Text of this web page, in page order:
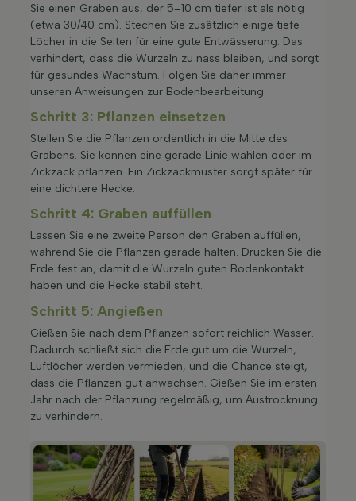
Sie einen Graben aus, der 5–10 cm tiefer ist als nötig
(etwa 30/40 cm). Stechen Sie zusätzlich einige tiefe
Löcher in die Seiten für eine gute Entwässerung. Das
verhindert, dass die Wurzeln zu nass bleiben, und sorgt
für gesundes Wachstum. Folgen Sie daher immer
unseren Anweisungen zur Bodenbearbeitung.
Schritt 3: Pflanzen einsetzen
Stellen Sie die Pflanzen ordentlich in die Mitte des
Grabens. Sie können eine gerade Linie wählen oder im
Zickzack pflanzen. Ein Zickzackmuster sorgt später für
eine dichtere Hecke.
Schritt 4: Graben auffüllen
Lassen Sie eine zweite Person den Graben auffüllen,
während Sie die Pflanzen gerade halten. Drücken Sie die
Erde fest an, damit die Wurzeln guten Bodenkontakt
haben und die Hecke stabil steht.
Schritt 5: Angießen
Gießen Sie nach dem Pflanzen sofort reichlich Wasser.
Dadurch schließt sich die Erde gut um die Wurzeln,
Luftlöcher werden vermieden, und die Chance steigt,
dass die Pflanzen gut anwachsen. Gießen Sie im ersten
Jahr nach der Pflanzung regelmäßig, um Austrocknung
zu verhindern.